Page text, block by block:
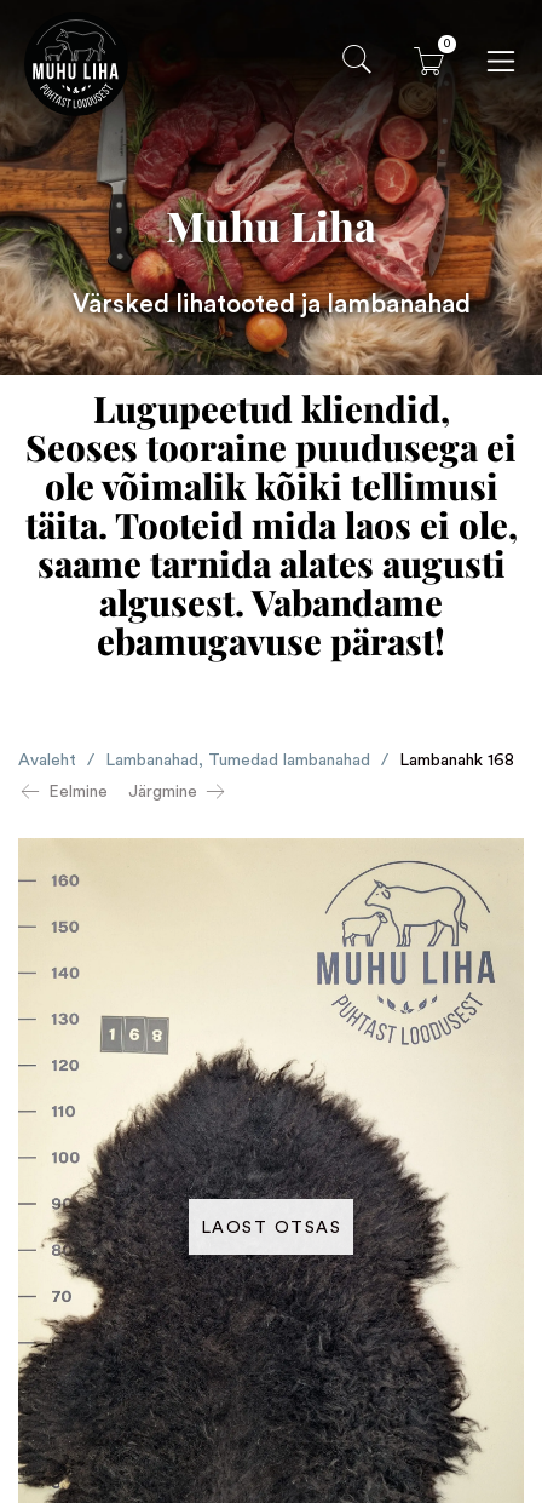
0
Muhu Liha
Värsked lihatooted ja lambanahad
Lugupeetud kliendid,
Seoses tooraine puudusega ei
ole võimalik kõiki tellimusi
täita. Tooteid mida laos ei ole,
saame tarnida alates augusti
algusest. Vabandame
ebamugavuse pärast!
Avaleht / Lambanahad , Tumedad lambanahad /
Lambanahk 168
Eelmine
Järgmine
LAOST OTSAS